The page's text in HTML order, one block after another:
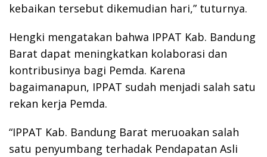
kebaikan tersebut dikemudian hari,” tuturnya.
Hengki mengatakan bahwa IPPAT Kab. Bandung
Barat dapat meningkatkan kolaborasi dan
kontribusinya bagi Pemda. Karena
bagaimanapun, IPPAT sudah menjadi salah satu
rekan kerja Pemda.
“IPPAT Kab. Bandung Barat meruoakan salah
satu penyumbang terhadak Pendapatan Asli